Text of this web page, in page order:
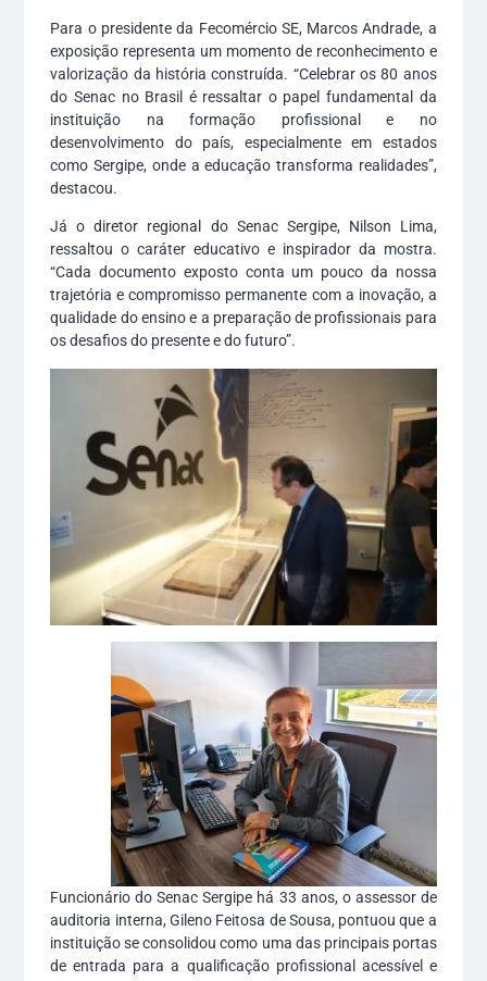
Para o presidente da Fecomércio SE, Marcos Andrade, a
exposição representa um momento de reconhecimento e
valorização da história construída. “Celebrar os 80 anos
do Senac no Brasil é ressaltar o papel fundamental da
instituição na formação profissional e no
desenvolvimento do país, especialmente em estados
como Sergipe, onde a educação transforma realidades”,
destacou.
Já o diretor regional do Senac Sergipe, Nilson Lima,
ressaltou o caráter educativo e inspirador da mostra.
“Cada documento exposto conta um pouco da nossa
trajetória e compromisso permanente com a inovação, a
qualidade do ensino e a preparação de profissionais para
os desafios do presente e do futuro”.
Funcionário do Senac Sergipe há 33 anos, o assessor de
auditoria interna, Gileno Feitosa de Sousa, pontuou que a
instituição se consolidou como uma das principais portas
de entrada para a qualificação profissional acessível e